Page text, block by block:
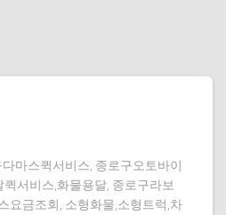
마스퀵서비스, 종로구오토바이
서비스,화물용달, 종로구라보
요금조회, 소형화물,소형트럭,차